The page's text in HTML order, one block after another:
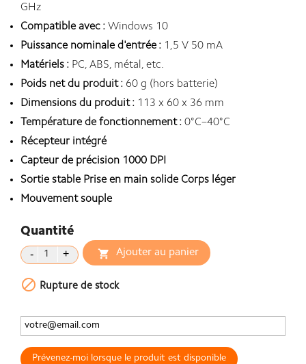
GHz
Compatible avec : Windows 10
Puissance nominale d'entrée : 1,5 V 50 mA
Matériels : PC, ABS, métal, etc.
Poids net du produit : 60 g (hors batterie)
Dimensions du produit : 113 x 60 x 36 mm
Température de fonctionnement : 0°C–40°C
Récepteur intégré
Capteur de précision 1000 DPI
Sortie stable Prise en main solide Corps léger
Mouvement souple
Quantité
 Ajouter au panier
 Rupture de stock
Prévenez-moi lorsque le produit est disponible